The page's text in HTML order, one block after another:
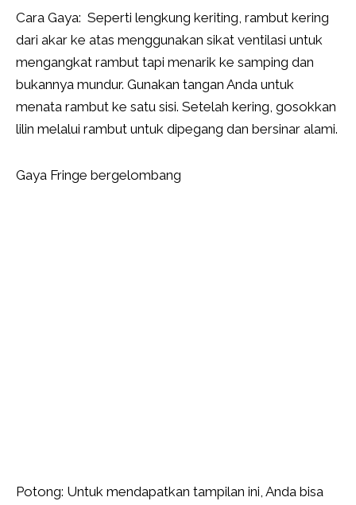
Cara Gaya: Seperti lengkung keriting, rambut kering
dari akar ke atas menggunakan sikat ventilasi untuk
mengangkat rambut tapi menarik ke samping dan
bukannya mundur. Gunakan tangan Anda untuk
menata rambut ke satu sisi. Setelah kering, gosokkan
lilin melalui rambut untuk dipegang dan bersinar alami.
Gaya Fringe bergelombang
Potong: Untuk mendapatkan tampilan ini, Anda bisa